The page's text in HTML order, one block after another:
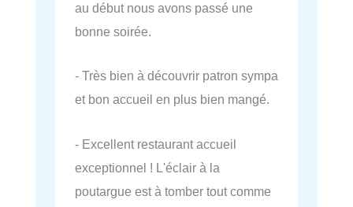
au début nous avons passé une
bonne soirée.
- Très bien à découvrir patron sympa
et bon accueil en plus bien mangé.
- Excellent restaurant accueil
exceptionnel ! L'éclair à la
poutargue est à tomber tout comme